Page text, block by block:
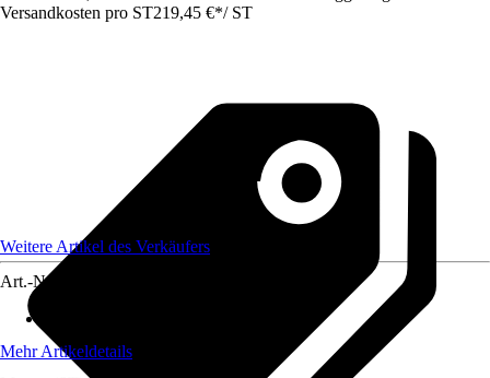
Versandkosten pro ST219,45 €*/ ST
Weitere Artikel des Verkäufers
Art.-Nr.
Mehr Artikeldetails